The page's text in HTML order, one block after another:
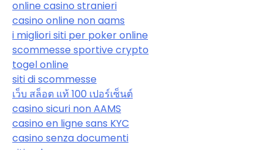
online casino stranieri
casino online non aams
i migliori siti per poker online
scommesse sportive crypto
togel online
siti di scommesse
เว็บ สล็อต แท้ 100 เปอร์เซ็นต์
casino sicuri non AAMS
casino en ligne sans KYC
casino senza documenti